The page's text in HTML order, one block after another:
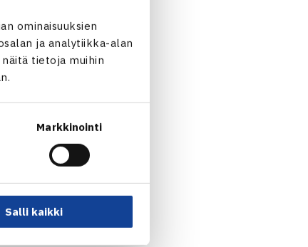
ominaisuuksien
ja analytiikka-alan
tietoja muihin
Markkinointi
Salli kaikki